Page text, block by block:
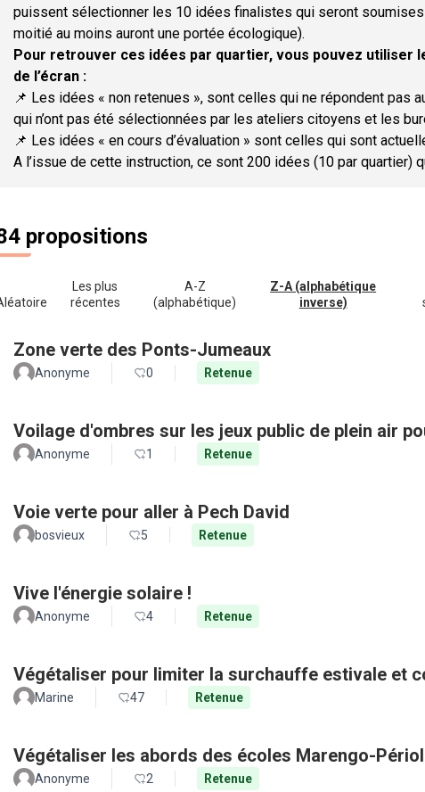
puissent sélectionner les 10 idées finalistes qui seront
moitié au moins auront une portée écologique).
Pour retrouver ces idées par quartier, vous pouvez utiliser
de l’écran :
📌 Les idées « non retenues », sont celles qui ne répondent pas
qui n’ont pas été sélectionnées par les ateliers citoyens et les
📌 Les idées « en cours d’évaluation » sont celles qui sont
A l’issue de cette instruction, ce sont 200 idées (10 par quartier)
propositions
Les plus
récentes
A-Z
(alphabétique)
Z-A (alphabétique
inverse)
Zone verte des Ponts-Jumeaux
Anonyme 0 Retenue
Voilage d'ombres sur les jeux public de plein air
Anonyme 1 Retenue
Voie verte pour aller à Pech David
bosvieux 5 Retenue
Vive l'énergie solaire !
Anonyme 4 Retenue
Végétaliser pour limiter la surchauffe estivale et
Marine 47 Retenue
Végétaliser les abords des écoles Marengo-
Anonyme 2 Retenue